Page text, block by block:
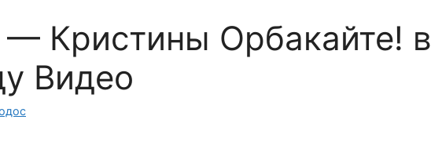
Кристины Орбакайте! в
Видео